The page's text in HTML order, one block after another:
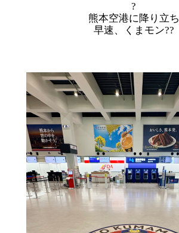
?
熊本空港に降り立ち
早速、くまモン??